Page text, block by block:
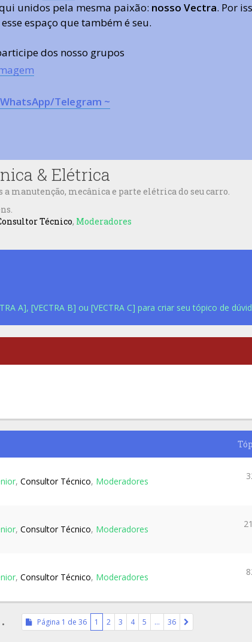
unidos pela mesma paixão: nosso Vectra. Por
espaço que também é seu.
dos nosso grupos
Telegram ~
& Elétrica
manutenção, mecânica e parte elétrica do seu carro.
Técnico, Moderadores
A], [VECTRA B] ou [VECTRA C] para criar seu tópico de
, Consultor Técnico, Moderadores
, Consultor Técnico, Moderadores
, Consultor Técnico, Moderadores
Página 1 de 36 1 2 3 4 5 … 36